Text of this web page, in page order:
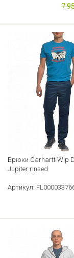
Артикул:
7
Брюки Carhartt Wip
Jupiter rinsed
Артикул: